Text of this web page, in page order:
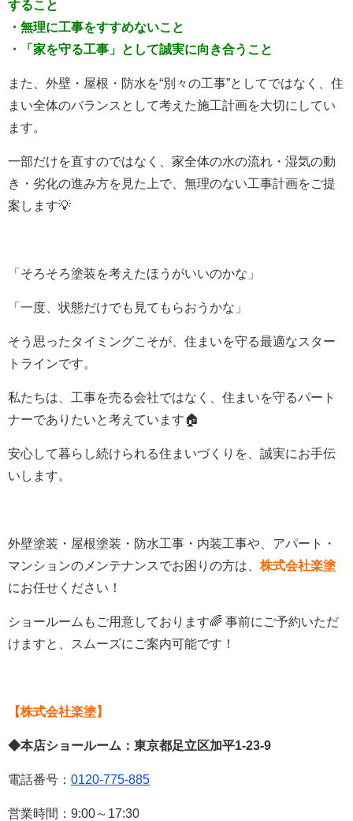
すること
・無理に工事をすすめないこと
・「家を守る工事」として誠実に向き合うこと
また、外壁・屋根・防水を“別々の工事”としてではなく、住
まい全体のバランスとして考えた施工計画を大切にしてい
ます。
一部だけを直すのではなく、家全体の水の流れ・湿気の動
き・劣化の進み方を見た上で、無理のない工事計画をご提
案します💡
「そろそろ塗装を考えたほうがいいのかな」
「一度、状態だけでも見てもらおうかな」
そう思ったタイミングこそが、住まいを守る最適なスター
トラインです。
私たちは、工事を売る会社ではなく、住まいを守るパート
ナーでありたいと考えています🏠
安心して暮らし続けられる住まいづくりを、誠実にお手伝
いします。
外壁塗装・屋根塗装・防水工事・内装工事や、アパート・
マンションのメンテナンスでお困りの方は、 株式会社楽塗
にお任せください！
ショールームもご用意しております🌈 事前にご予約いただ
けますと、スムーズにご案内可能です！
【株式会社楽塗】
◆本店ショールーム：東京都足立区加平1-23-9
電話番号： 0120-775-885
営業時間： 9:00～ 17:30